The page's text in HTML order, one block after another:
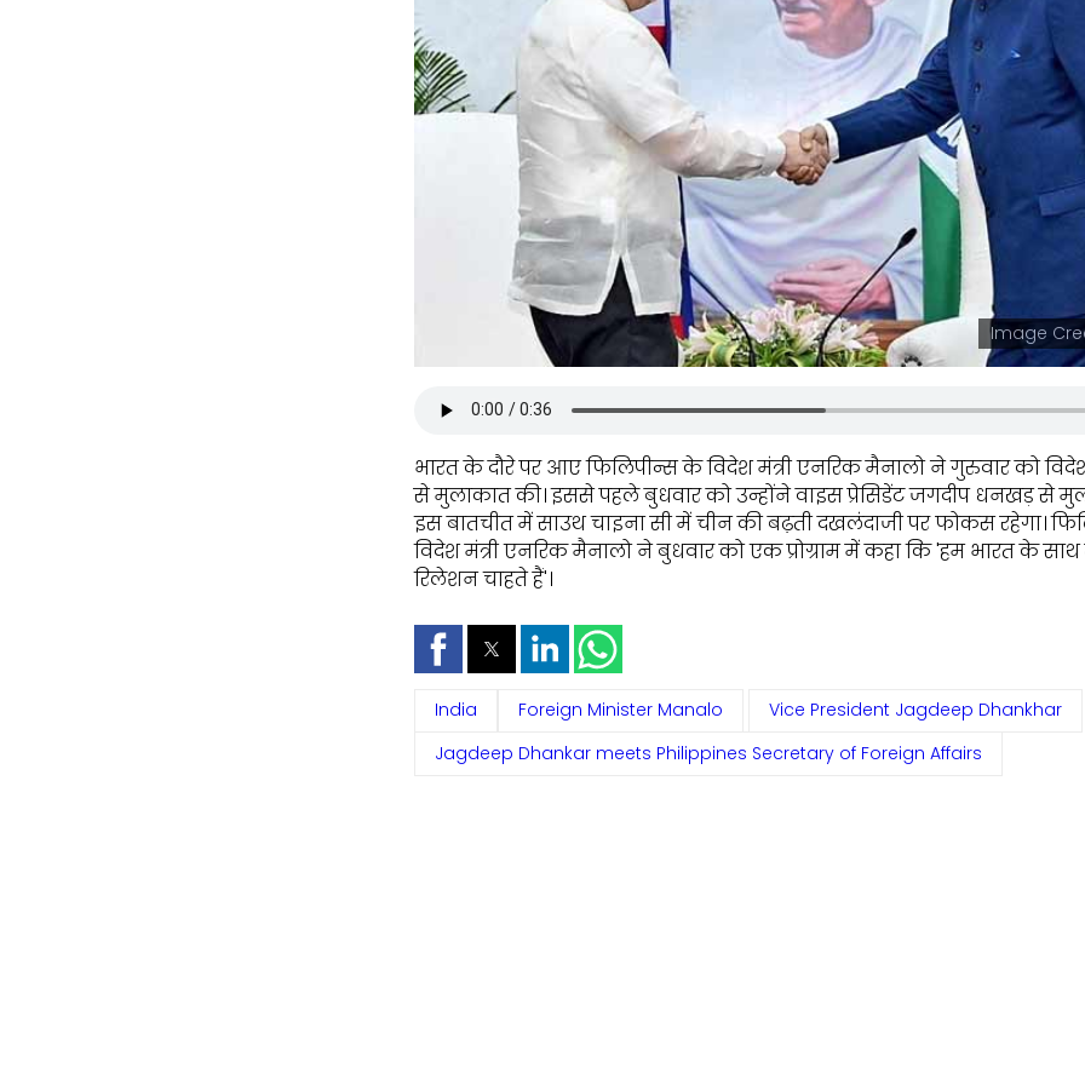
Image
भारत के दौरे पर आए फिलिपीन्स के विदेश मंत्री एनरिक मैनालो ने गुरुवार को
से मुलाकात की। इससे पहले बुधवार को उन्होंने वाइस प्रेसिडेंट जगदीप धनखड़ से
इस बातचीत में साउथ चाइना सी में चीन की बढ़ती दखलंदाजी पर फोकस रहेगा।
विदेश मंत्री एनरिक मैनालो ने बुधवार को एक प्रोग्राम में कहा कि 'हम भारत के
रिलेशन चाहते हैं'।
India Foreign Minister Manalo
Vice President Jagdeep Dhankhar
Jagdeep Dhankar meets Philippines Secretary of Foreign Affairs